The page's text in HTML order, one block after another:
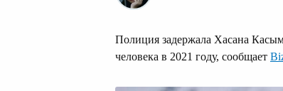
Полиция задержала Хасана
человека в 2021 году, сообщает